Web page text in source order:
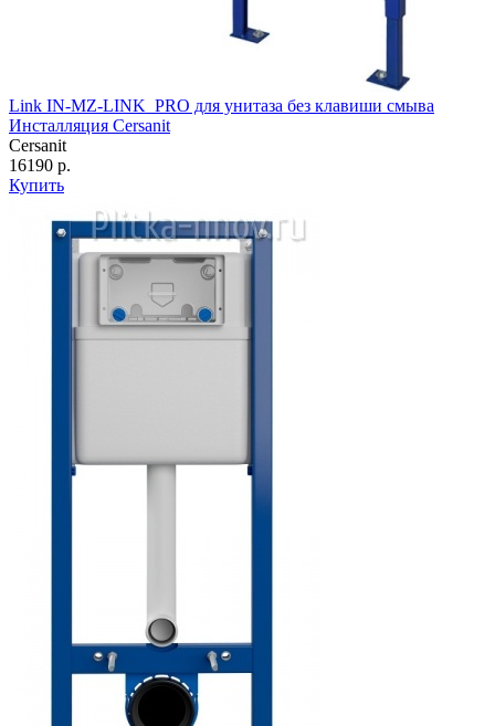
Link IN-MZ-LINK_PRO для унитаза без клавиши смыва
Инсталляция Cersanit
Cersanit
16190 р.
Купить